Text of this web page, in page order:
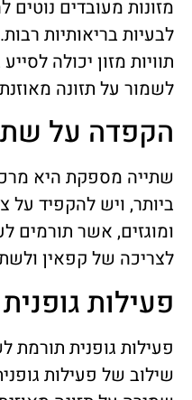
מזונות מעובדים
לבעיות בריאותיות
תוויות מזון יכולה
לשמור על תזונה
הקפדה על
שתייה מספקת היא
ביותר, ויש להקפיד
ומוגזים, אשר תורמים
לצריכה של קפאין
פעילות
פעילות גופנית תורמת
שילוב של פעילות